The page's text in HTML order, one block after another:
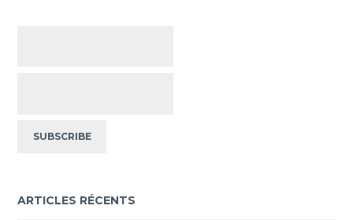
ARTICLES RÉCENTS